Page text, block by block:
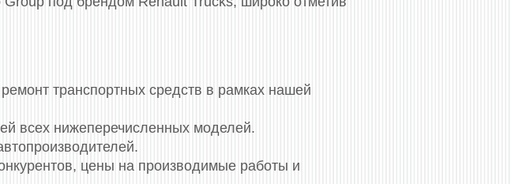
транспортных средств в рамках нашей
всех нижеперечисленных моделей.
цены на производимые работы и